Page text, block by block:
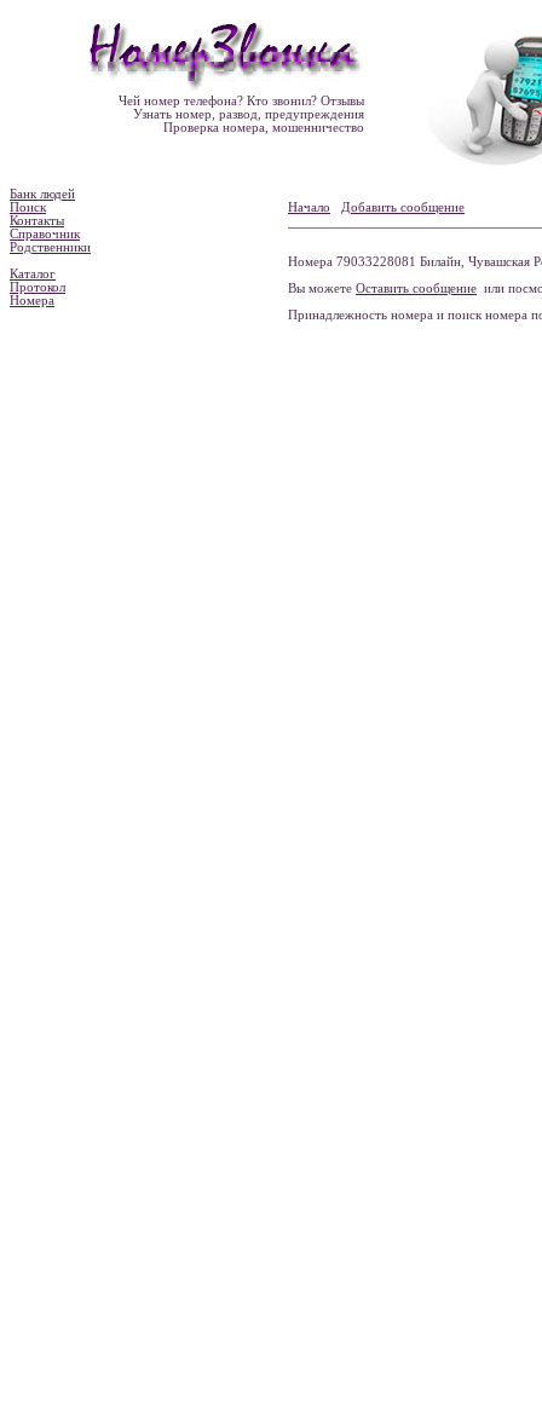
Чей номер телефона? Кто звонил? Отзывы
Узнать номер, развод, предупреждения
Проверка номера, мошенничество
Банк людей
Поиск
Контакты
Справочник
Родственники
Каталог
Протокол
Номера
Начало Добавить сообщение
Номера 79033228081 Билайн, Чувашская
Вы можете Оставить сообщение или
Принадлежность номера и поиск номера